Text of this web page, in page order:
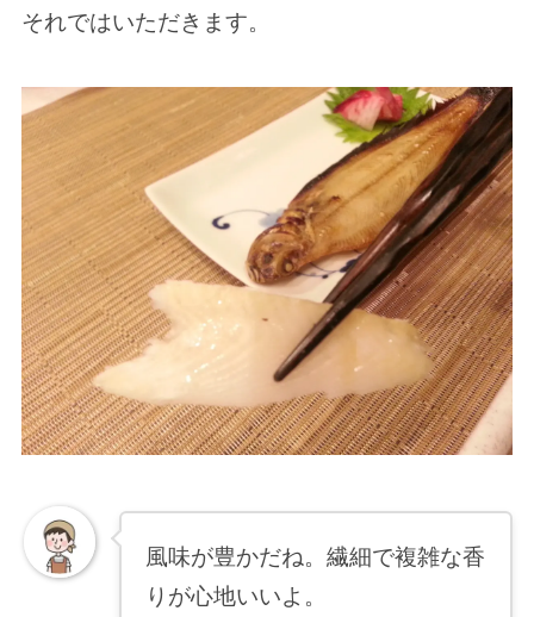
それではいただきます。
風味が豊かだね。繊細で複雑な香
りが心地いいよ。